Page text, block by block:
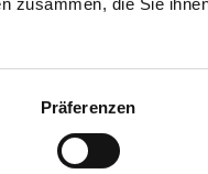
Präferenzen